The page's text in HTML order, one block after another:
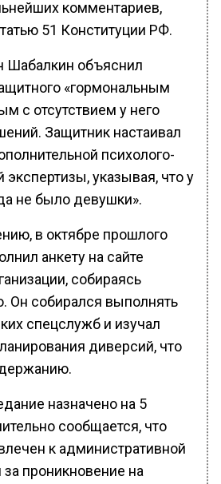
комментариев,
51 Конституции РФ.
Шабалкин объяснил
«гормональным
с отсутствием у него
Защитник настаивал
психолого-
экспертизы, указывая, что у
не было девушки».
в октябре прошлого
анкету на сайте
собираясь
Он собирался выполнять
спецслужб и изучал
диверсий, что
назначено на 5
сообщается, что
к административной
за проникновение на